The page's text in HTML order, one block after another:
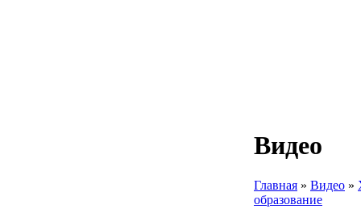
Видео
Главная » Видео »
образование